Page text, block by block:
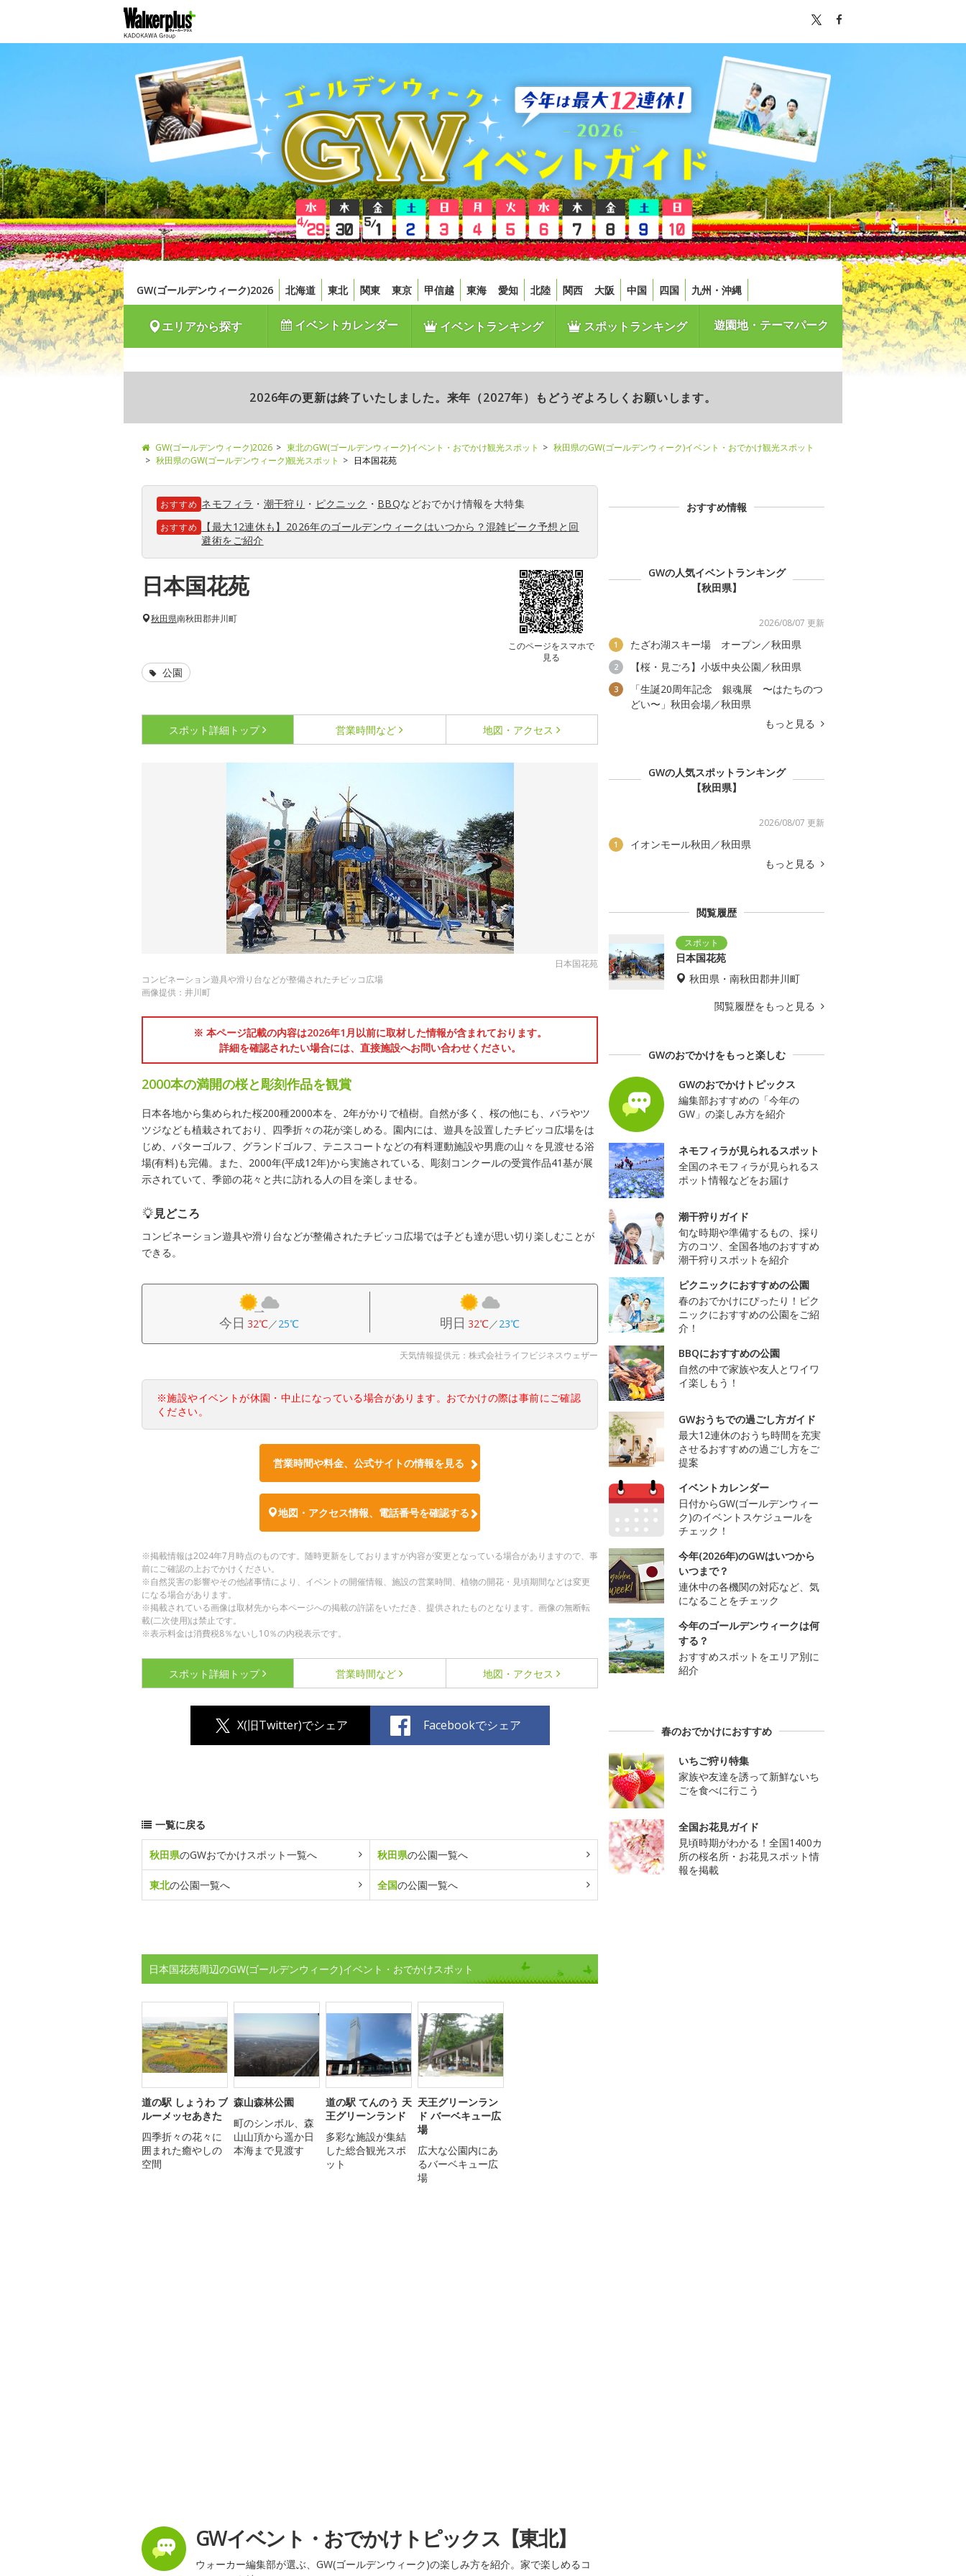
GW(ゴールデンウィーク)2026 北海道 東北 関東 東京 甲信越 東海 愛知 北陸 関西 大阪 中国 四国 九州・沖縄
エリアから探す イベントカレンダー イベントランキング スポットランキング 遊園地・テーマパーク
2026年の更新は終了いたしました。来年（2027年）もどうぞよろしくお願いします。
GW(ゴールデンウィーク)2026 東北のGW(ゴールデンウィーク)イベント・おでかけ観光スポット
秋田県のGW(ゴールデンウィーク)イベント・おでかけ観光スポット
秋田県のGW(ゴールデンウィーク)観光スポット
日本国花苑
おすすめ ネモフィラ ・ 潮干狩り ・ ピクニック ・ BBQなどおでかけ情報を大特集
おすすめ
【最大12連休も】2026年のゴールデンウィークはいつから？混雑ピーク予想と回
避術をご紹介
日本国花苑
このページをスマホで
見る
秋田県南秋田郡井川町
公園
スポット詳細 トップ 営業時間など 地図・アクセス
日本国花苑
コンビネーション遊具や滑り台などが整備されたチビッコ広場
画像提供：井川町
※ 本ページ記載の内容は2026年1月以前に取材した情報が含まれております。
詳細を確認されたい場合には、直接施設へお問い合わせください。
2000本の満開の桜と彫刻作品を観賞
日本各地から集められた桜200種2000本を、2年がかりで植樹。自然が多く、桜の他にも、バラやツ
ツジなども植栽されており、四季折々の花が楽しめる。園内には、遊具を設置したチビッコ広場をは
じめ、パターゴルフ、グランドゴルフ、テニスコートなどの有料運動施設や男鹿の山々を見渡せる浴
場(有料)も完備。また、2000年(平成12年)から実施されている、彫刻コンクールの受賞作品41基が展
示されていて、季節の花々と共に訪れる人の目を楽しませる。
見どころ
コンビネーション遊具や滑り台などが整備されたチビッコ広場では子ども達が思い切り楽しむことが
できる。
今日 32℃／25℃ 明日 32℃／23℃
天気情報提供元：株式会社ライフビジネスウェザー
※施設やイベントが休園・中止になっている場合があります。おでかけの際は事前にご確認
ください。
営業時間や料金、公式サイトの情報を見る
地図・アクセス情報、電話番号を確認する
※掲載情報は2024年7月時点のものです。随時更新をしておりますが内容が変更となっている場合がありますので、事
前にご確認の上おでかけください。
※自然災害の影響やその他諸事情により、イベントの開催情報、施設の営業時間、植物の開花・見頃期間などは変更
になる場合があります。
※掲載されている画像は取材先から本ページへの掲載の許諾をいただき、提供されたものとなります。画像の無断転
載(二次使用)は禁止です。
※表示料金は消費税8％ないし10％の内税表示です。
スポット詳細 トップ 営業時間など 地図・アクセス
X(旧Twitter)でシェア Facebookでシェア
一覧に戻る
秋田県のGWおでかけスポット一覧へ 秋田県の公園一覧へ
東北の公園一覧へ 全国の公園一覧へ
日本国花苑周辺のGW(ゴールデンウィーク)イベント・おでかけスポット
道の駅 しょうわ ブ
ルーメッセあきた
四季折々の花々に
囲まれた癒やしの
空間
森山森林公園
町のシンボル、森
山山頂から遥か日
本海まで見渡す
道の駅 てんのう 天
王グリーンランド
多彩な施設が集結
した総合観光スポ
ット
天王グリーンラン
ド バーベキュー広
場
広大な公園内にあ
るバーベキュー広
場
GWイベント・おでかけトピックス【東北】
ウォーカー編集部が選ぶ、GW(ゴールデンウィーク)の楽しみ方を紹介。家で楽しめるコ
おすすめ情報
GWの人気イベントランキング
【秋田県】
2026/08/07 更新
1 たざわ湖スキー場 オープン／秋田県
2 【桜・見ごろ】小坂中央公園／秋田県
3
「生誕20周年記念 銀魂展 〜はたちのつ
どい〜」秋田会場／秋田県
もっと見る
GWの人気スポットランキング
【秋田県】
2026/08/07 更新
1
イオンモール秋田／秋田県
もっと見る
閲覧履歴
日本国花苑
秋田県・南秋田郡井川町
閲覧履歴をもっと見る
GWのおでかけをもっと楽しむ
GWのおでかけトピックス
編集部おすすめの「今年の
GW」の楽しみ方を紹介
ネモフィラが見られるスポット
全国のネモフィラが見られるス
ポット情報などをお届け
潮干狩りガイド
旬な時期や準備するもの、採り
方のコツ、全国各地のおすすめ
潮干狩りスポットを紹介
ピクニックにおすすめの公園
春のおでかけにぴったり！ピク
ニックにおすすめの公園をご紹
介！
BBQにおすすめの公園
自然の中で家族や友人とワイワ
イ楽しもう！
GWおうちでの過ごし方ガイド
最大12連休のおうち時間を充実
させるおすすめの過ごし方をご
提案
イベントカレンダー
日付からGW(ゴールデンウィー
ク)のイベントスケジュールを
チェック！
今年(2026年)のGWはいつから
いつまで？
連休中の各機関の対応など、気
になることをチェック
今年のゴールデンウィークは何
する？
おすすめスポットをエリア別に
紹介
春のおでかけにおすすめ
いちご狩り特集
家族や友達を誘って新鮮ないち
ごを食べに行こう
全国お花見ガイド
見頃時期がわかる！全国1400カ
所の桜名所・お花見スポット情
報を掲載